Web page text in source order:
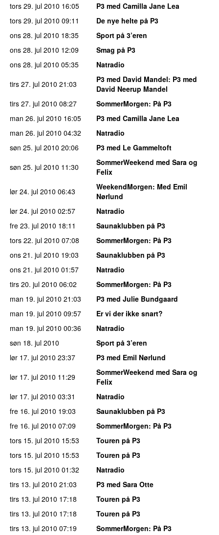
tors 29. jul 2010 16:05
P3 med Camilla Jane Lea
tors 29. jul 2010 09:11
De nye helte på P3
ons 28. jul 2010 18:35
Sport på 3’eren
ons 28. jul 2010 12:09
Smag på P3
ons 28. jul 2010 05:35
Natradio
tirs 27. jul 2010 21:03 P3 med David Mandel: P3 med
David Neerup Mandel
tirs 27. jul 2010 08:27 SommerMorgen: På P3
man 26. jul 2010 16:05
P3 med Camilla Jane Lea
man 26. jul 2010 04:32
Natradio
søn 25. jul 2010 20:06
P3 med Le Gammeltoft
søn 25. jul 2010 11:30
SommerWeekend med Sara og
Felix
lør 24. jul 2010 06:43 WeekendMorgen: Med Emil
Nørlund
lør 24. jul 2010 02:57
Natradio
fre 23. jul 2010 18:11
Saunaklubben på P3
tors 22. jul 2010 07:08 SommerMorgen: På P3
ons 21. jul 2010 19:03
Saunaklubben på P3
ons 21. jul 2010 01:57
Natradio
tirs 20. jul 2010 06:02 SommerMorgen: På P3
man 19. jul 2010 21:03
P3 med Julie Bundgaard
man 19. jul 2010 09:57
Er vi der ikke snart?
man 19. jul 2010 00:36
Natradio
søn 18. jul 2010
Sport på 3’eren
lør 17. jul 2010 23:37
P3 med Emil Nørlund
lør 17. jul 2010 11:29
SommerWeekend med Sara og
Felix
lør 17. jul 2010 03:31
Natradio
fre 16. jul 2010 19:03
Saunaklubben på P3
fre 16. jul 2010 07:09 SommerMorgen: På P3
tors 15. jul 2010 15:53
Touren på P3
tors 15. jul 2010 15:53
Touren på P3
tors 15. jul 2010 01:32
Natradio
tirs 13. jul 2010 21:03
P3 med Sara Otte
tirs 13. jul 2010 17:18
Touren på P3
tirs 13. jul 2010 17:18
Touren på P3
tirs 13. jul 2010 07:19 SommerMorgen: På P3